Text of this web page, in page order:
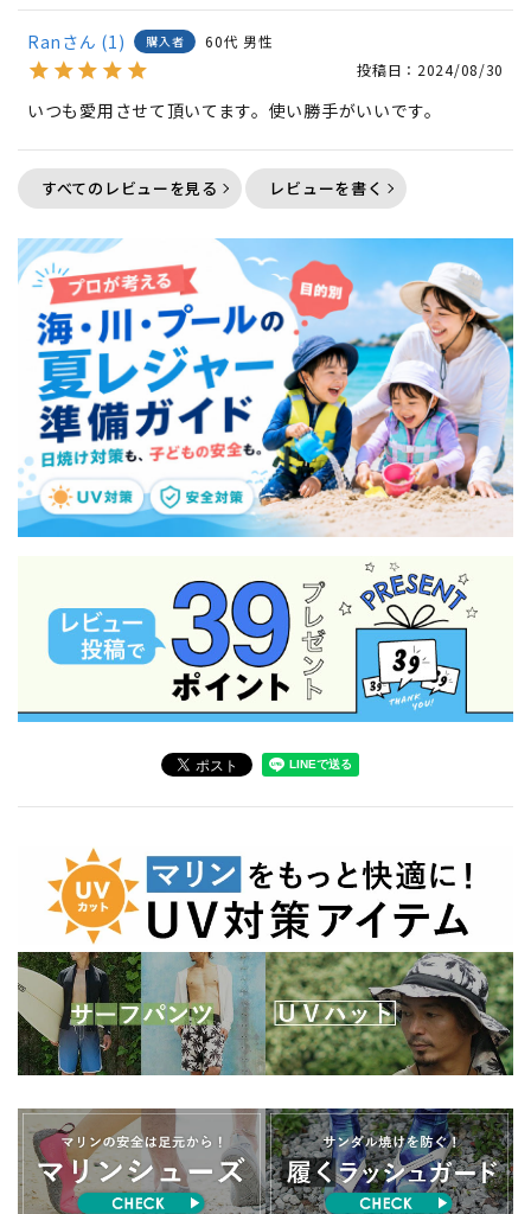
Ran 1 購入者 60代 男性
投稿日
2024/08/30
いつも愛用させて頂いてます。使い勝手がいいです。
すべてのレビューを見る レビューを書く